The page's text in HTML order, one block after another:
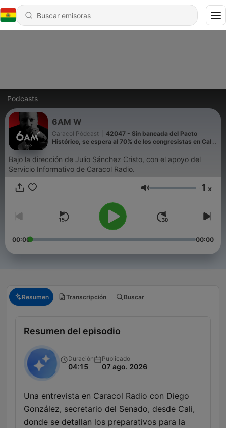
Podcasts
6AM W
Caracol Pódcast
42047 - Sin bancada del Pacto
Histórico, se espera al 70% de los congresistas en Cali:
Bajo la dirección de Julio Sánchez Cristo, con el apoyo del
Servicio Informativo de Caracol Radio.
Volumen 1 x
00:00 00:00
Resumen Transcripción Buscar
Resumen del episodio
Duración
04:15
Publicado
07 ago. 2026
Una entrevista en Caracol Radio con Diego
González, secretario del Senado, desde Cali,
donde se detallan los preparativos para la